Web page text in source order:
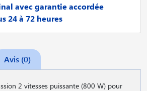
avec garantie accordée
24 à 72 heures
Avis (0)
2 vitesses puissante (800 W) pour